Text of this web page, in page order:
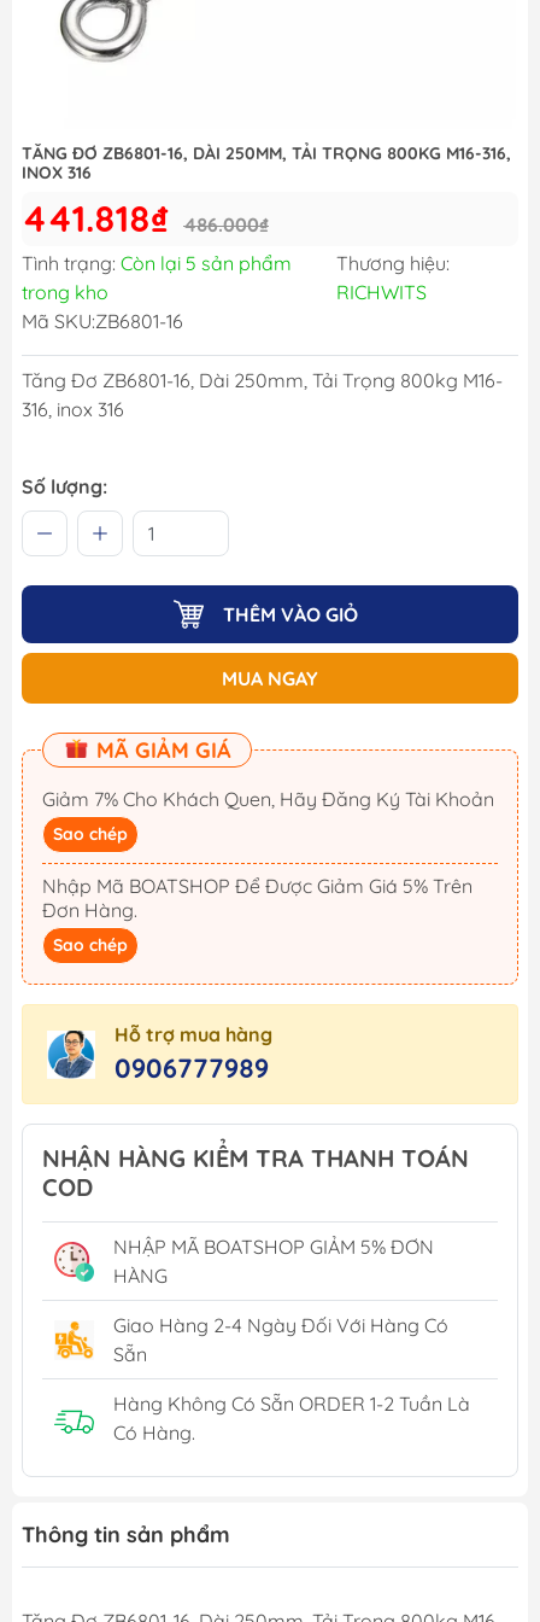
TĂNG ĐƠ ZB6801-16, DÀI 250MM, TẢI TRỌNG 800KG M16-316,
INOX 316
441.818₫ 486.000₫
Tình trạng: Còn lại 5 sản phẩm
trong kho
Thương hiệu:
RICHWITS
Mã SKU:ZB6801-16
Tăng Đơ ZB6801-16, Dài 250mm, Tải Trọng 800kg M16-
316, inox 316
Số lượng:
THÊM VÀO GIỎ
MUA NGAY
MÃ GIẢM GIÁ
Giảm 7% Cho Khách Quen, Hãy Đăng Ký Tài Khoản
Sao chép
Nhập Mã BOATSHOP Để Được Giảm Giá 5% Trên
Đơn Hàng.
Sao chép
Hỗ trợ mua hàng
0906777989
NHẬN HÀNG KIỂM TRA THANH TOÁN
COD
NHẬP MÃ BOATSHOP GIẢM 5% ĐƠN
HÀNG
Giao Hàng 2-4 Ngày Đối Với Hàng Có
Sẵn
Hàng Không Có Sẵn ORDER 1-2 Tuần Là
Có Hàng.
Thông tin sản phẩm